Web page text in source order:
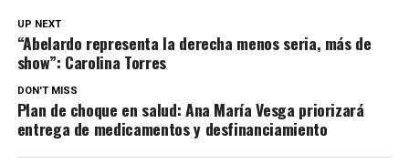
UP NEXT
“Abelardo representa la derecha menos seria, más de
show”: Carolina Torres
DON'T MISS
Plan de choque en salud: Ana María Vesga priorizará
entrega de medicamentos y desfinanciamiento